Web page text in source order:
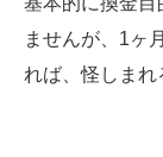
ませんが、1ヶ
れば、怪しまれ